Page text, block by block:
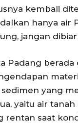
kembali
hanya air
jangan
Padang berada
yang
yaitu air
rentan saat